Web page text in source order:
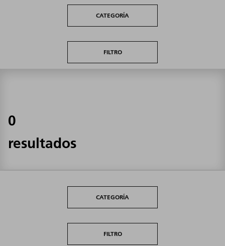
CATEGORÍA
FILTRO
0
resultados
CATEGORÍA
FILTRO